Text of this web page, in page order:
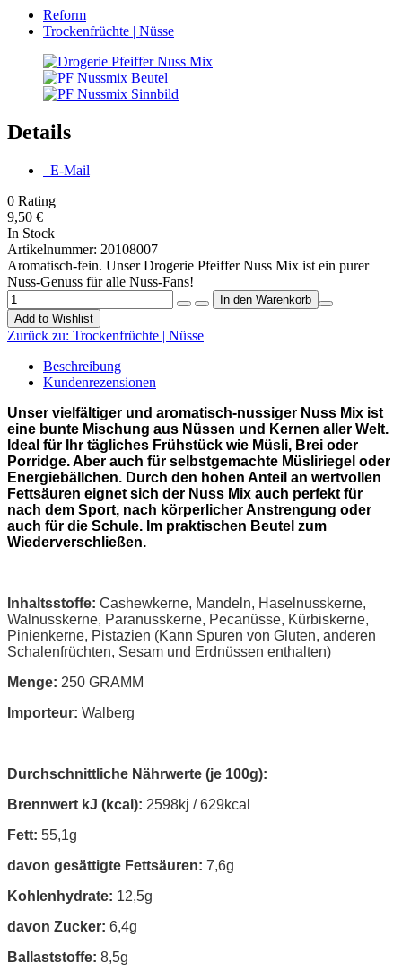
Reform
Trockenfrüchte | Nüsse
Details
E-Mail
0 Rating
9,50 €
In Stock
Artikelnummer: 20108007
Aromatisch-fein. Unser Drogerie Pfeiffer Nuss Mix ist ein purer
Nuss-Genuss für alle Nuss-Fans!
Add to Wishlist
Zurück zu: Trockenfrüchte | Nüsse
Beschreibung
Kundenrezensionen
Unser vielfältiger und aromatisch-nussiger Nuss Mix ist
eine bunte Mischung aus Nüssen und Kernen aller Welt.
Ideal für Ihr tägliches Frühstück wie Müsli, Brei oder
Porridge. Aber auch für selbstgemachte Müsliriegel oder
Energiebällchen. Durch den hohen Anteil an wertvollen
Fettsäuren eignet sich der Nuss Mix auch perfekt für
nach dem Sport, nach körperlicher Anstrengung oder
auch für die Schule. Im praktischen Beutel zum
Wiederverschließen.
Inhaltsstoffe: Cashewkerne, Mandeln, Haselnusskerne,
Walnusskerne, Paranusskerne, Pecanüsse, Kürbiskerne,
Pinienkerne, Pistazien (Kann Spuren von Gluten, anderen
Schalenfrüchten, Sesam und Erdnüssen enthalten)
Menge: 250 GRAMM
Importeur: Walberg
Durchschnittliche Nährwerte (je 100g):
Brennwert kJ (kcal): 2598kj / 629kcal
Fett: 55,1g
davon gesättigte Fettsäuren: 7,6g
Kohlenhydrate: 12,5g
davon Zucker: 6,4g
Ballaststoffe: 8,5g